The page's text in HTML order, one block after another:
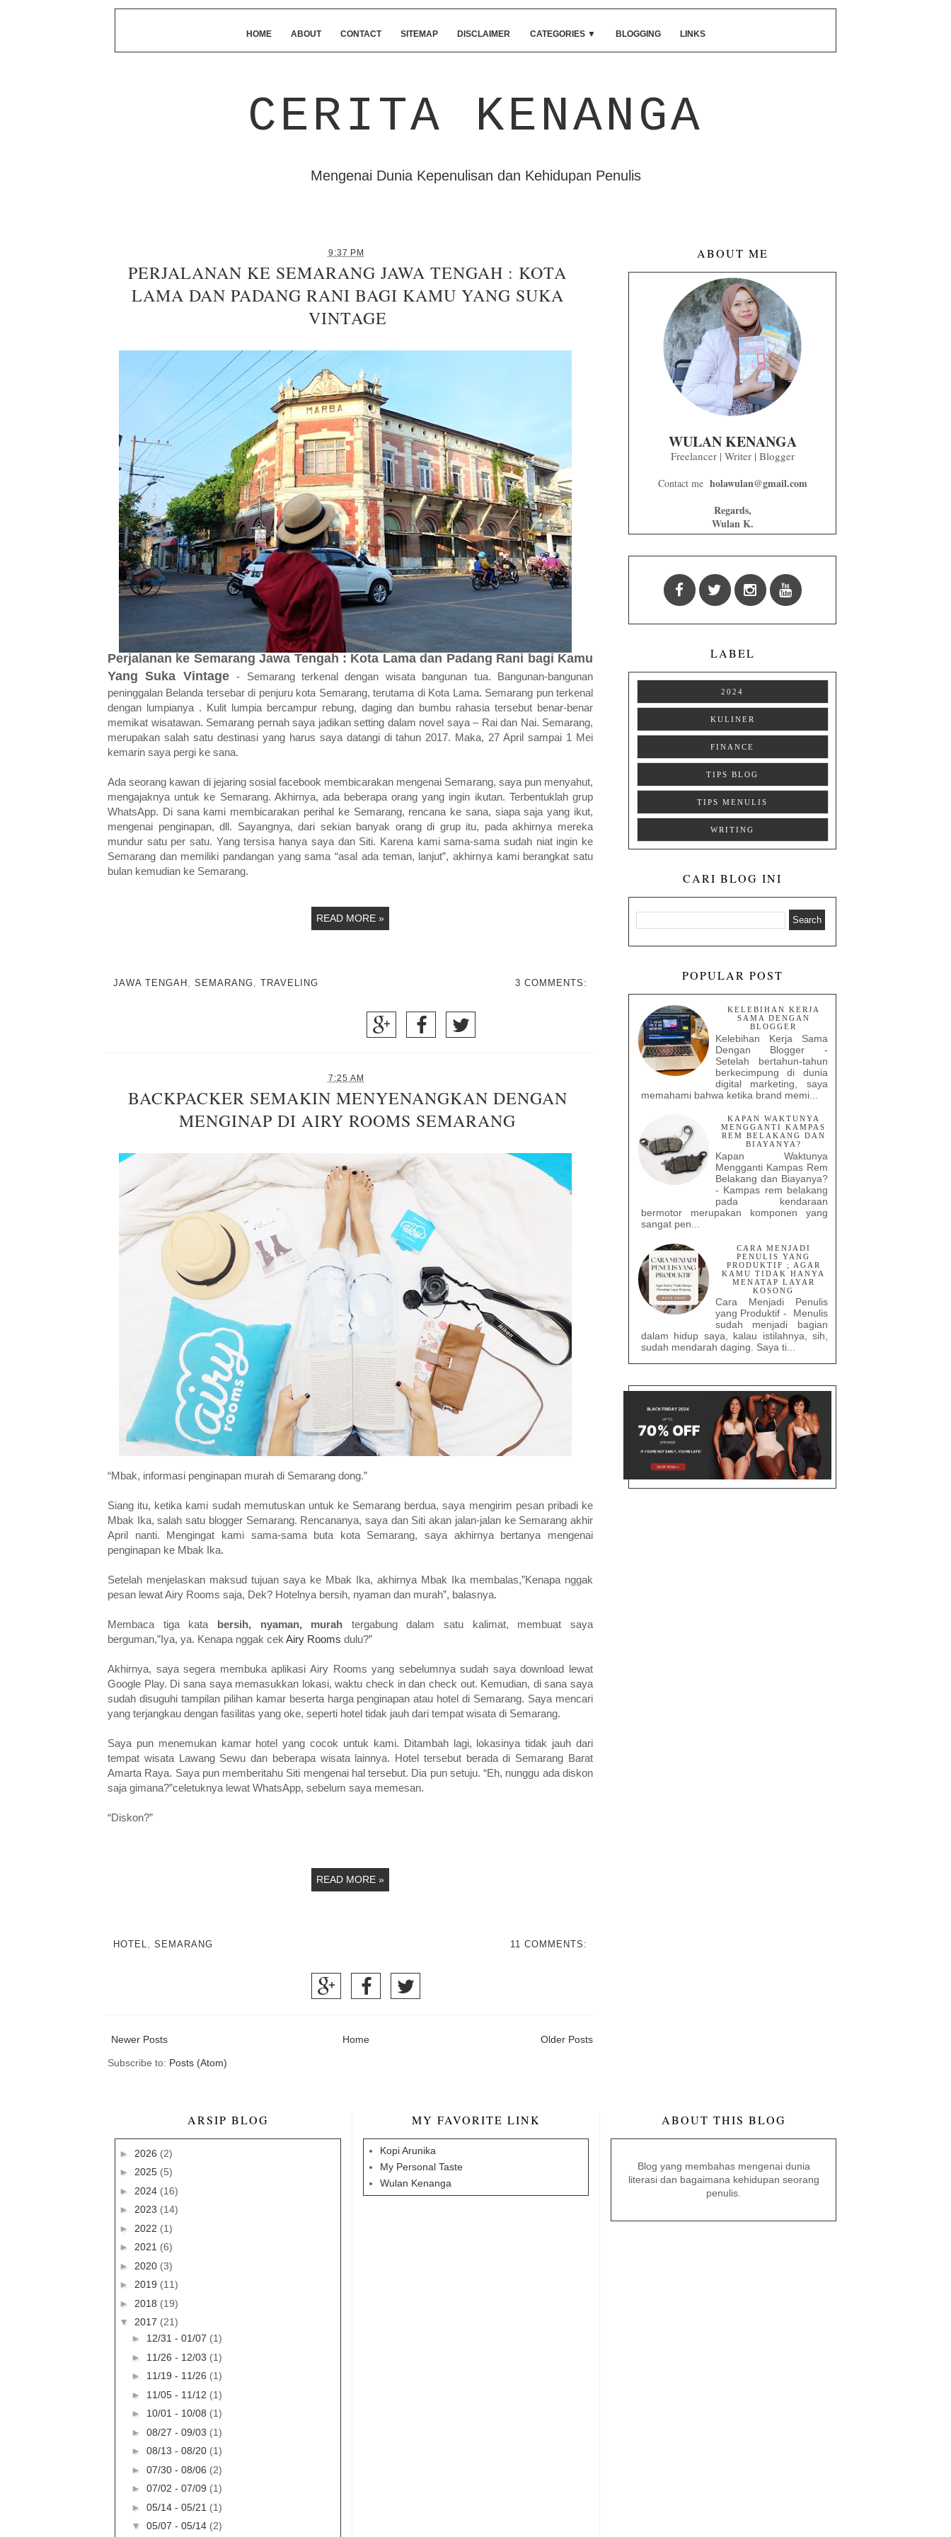
HOME ABOUT CONTACT SITEMAP DISCLAIMER CATEGORIES ▼ BLOGGING LINKS
CERITA KENANGA
Mengenai Dunia Kepenulisan dan Kehidupan Penulis
9:37 PM
PERJALANAN KE SEMARANG JAWA TENGAH : KOTA
LAMA DAN PADANG RANI BAGI KAMU YANG SUKA
VINTAGE
Perjalanan ke Semarang Jawa Tengah : Kota Lama dan Padang Rani bagi Kamu
Yang Suka Vintage- Semarang terkenal dengan wisata bangunan tua. Bangunan-bangunan
peninggalan Belanda tersebar di penjuru kota Semarang, terutama di Kota Lama. Semarang pun terkenal
dengan lumpianya . Kulit lumpia bercampur rebung, daging dan bumbu rahasia tersebut benar-benar
memikat wisatawan. Semarang pernah saya jadikan setting dalam novel saya – Rai dan Nai. Semarang,
merupakan salah satu destinasi yang harus saya datangi di tahun 2017. Maka, 27 April sampai 1 Mei
kemarin saya pergi ke sana.
Ada seorang kawan di jejaring sosial facebook membicarakan mengenai Semarang, saya pun menyahut,
mengajaknya untuk ke Semarang. Akhirnya, ada beberapa orang yang ingin ikutan. Terbentuklah grup
WhatsApp. Di sana kami membicarakan perihal ke Semarang, rencana ke sana, siapa saja yang ikut,
mengenai penginapan, dll. Sayangnya, dari sekian banyak orang di grup itu, pada akhirnya mereka
mundur satu per satu. Yang tersisa hanya saya dan Siti. Karena kami sama-sama sudah niat ingin ke
Semarang dan memiliki pandangan yang sama “asal ada teman, lanjut”, akhirnya kami berangkat satu
bulan kemudian ke Semarang.
READ MORE »
JAWA TENGAH , SEMARANG, TRAVELING 3 COMMENTS:
7:25 AM
BACKPACKER SEMAKIN MENYENANGKAN DENGAN
MENGINAP DI AIRY ROOMS SEMARANG
“Mbak, informasi penginapan murah di Semarang dong.”
Siang itu, ketika kami sudah memutuskan untuk ke Semarang berdua, saya mengirim pesan pribadi ke
Mbak Ika, salah satu blogger Semarang. Rencananya, saya dan Siti akan jalan-jalan ke Semarang akhir
April nanti. Mengingat kami sama-sama buta kota Semarang, saya akhirnya bertanya mengenai
penginapan ke Mbak Ika.
Setelah menjelaskan maksud tujuan saya ke Mbak Ika, akhirnya Mbak Ika membalas,”Kenapa nggak
pesan lewat Airy Rooms saja, Dek? Hotelnya bersih, nyaman dan murah”, balasnya.
Membaca tiga kata bersih, nyaman, murah tergabung dalam satu kalimat, membuat saya
berguman,”Iya, ya. Kenapa nggak cek Airy Rooms dulu?”
Akhirnya, saya segera membuka aplikasi Airy Rooms yang sebelumnya sudah saya download lewat
Google Play. Di sana saya memasukkan lokasi, waktu check in dan check out. Kemudian, di sana saya
sudah disuguhi tampilan pilihan kamar beserta harga penginapan atau hotel di Semarang. Saya mencari
yang terjangkau dengan fasilitas yang oke, seperti hotel tidak jauh dari tempat wisata di Semarang.
Saya pun menemukan kamar hotel yang cocok untuk kami. Ditambah lagi, lokasinya tidak jauh dari
tempat wisata Lawang Sewu dan beberapa wisata lainnya. Hotel tersebut berada di Semarang Barat
Amarta Raya. Saya pun memberitahu Siti mengenai hal tersebut. Dia pun setuju. “Eh, nunggu ada diskon
saja gimana?”celetuknya lewat WhatsApp, sebelum saya memesan.
“Diskon?”
READ MORE »
HOTEL, SEMARANG 11 COMMENTS:
Newer Posts Older Posts
Home
Subscribe to: Posts (Atom)
ABOUT ME
WULAN KENANGA
Freelancer | Writer | Blogger
Contact me holawulan@gmail.com
Regards,
Wulan K.
LABEL
2024
KULINER
FINANCE
TIPS BLOG
TIPS MENULIS
WRITING
CARI BLOG INI
POPULAR POST
KELEBIHAN KERJA
SAMA DENGAN
BLOGGER
Kelebihan Kerja Sama
Dengan Blogger -
Setelah bertahun-tahun
berkecimpung di dunia
digital marketing, saya
memahami bahwa ketika brand memi...
KAPAN WAKTUNYA
MENGGANTI KAMPAS
REM BELAKANG DAN
BIAYANYA?
Kapan Waktunya
Mengganti Kampas Rem
Belakang dan Biayanya?
- Kampas rem belakang
pada kendaraan
bermotor merupakan komponen yang
sangat pen...
CARA MENJADI
PENULIS YANG
PRODUKTIF ; AGAR
KAMU TIDAK HANYA
MENATAP LAYAR
KOSONG
Cara Menjadi Penulis
yang Produktif - Menulis
sudah menjadi bagian
dalam hidup saya, kalau istilahnya, sih,
sudah mendarah daging. Saya ti...
ARSIP BLOG
► 2026 (2)
► 2025 (5)
► 2024 (16)
► 2023 (14)
► 2022 (1)
► 2021 (6)
► 2020 (3)
► 2019 (11)
► 2018 (19)
▼ 2017 (21)
► 12/31 - 01/07 (1)
► 11/26 - 12/03 (1)
► 11/19 - 11/26 (1)
► 11/05 - 11/12 (1)
► 10/01 - 10/08 (1)
► 08/27 - 09/03 (1)
► 08/13 - 08/20 (1)
► 07/30 - 08/06 (2)
► 07/02 - 07/09 (1)
► 05/14 - 05/21 (1)
▼ 05/07 - 05/14 (2)
MY FAVORITE LINK
Kopi Arunika
My Personal Taste
Wulan Kenanga
ABOUT THIS BLOG
Blog yang membahas mengenai dunia
literasi dan bagaimana kehidupan seorang
penulis.